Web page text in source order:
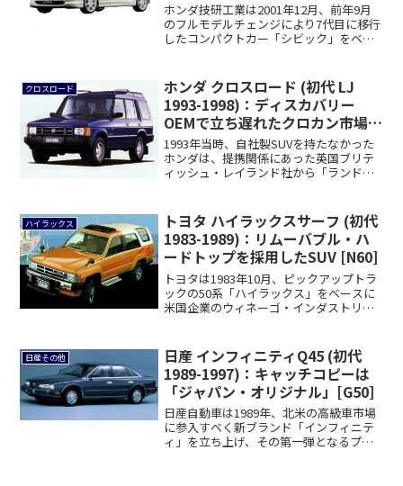
ホンダ技研工業は2001年12月、前年9月
のフルモデルチェンジにより7代目に移行
したコンパクトカー「シビック」をベー
クロスロード
ホンダ クロスロード (初代 LJ
1993-1998)：ディスカバリー
OEMで立ち遅れたクロカン市場に
参入
1993年当時、自社製SUVを持たなかった
ホンダは、提携関係にあった英国ブリテ
ィッシュ・レイランド社から「ランドロ
ハイラックス
トヨタ ハイラックスサーフ (初代
1983-1989)：リムーバブル・ハ
ードトップを採用したSUV [N60]
トヨタは1983年10月、ピックアップトラ
ックの50系「ハイラックス」をベースに
米国企業のウィネーゴ・インダストリー
日産その他
日産 インフィニティQ45 (初代
1989-1997)：キャッチコピーは
「ジャパン・オリジナル」[G50]
日産自動車は1989年、北米の高級車市場
に参入すべく新ブランド「インフィニテ
ィ」を立ち上げ、その第一弾となるプレ